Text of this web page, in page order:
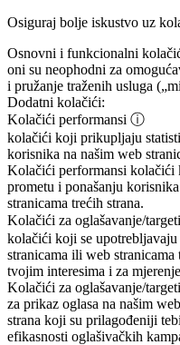
Osiguraj bolje iskustvo uz
Osnovni i funkcionalni
oni su neophodni za
i pružanje traženih usluga
Dodatni kolačići:
Kolačići performansi ⓘ
kolačići koji prikupljaju
korisnika na našim web
Kolačići performansi kolačići
prometu i ponašanju
stranicama trećih strana.
Kolačići za oglašavanje/
kolačići koji se
stranicama ili web
tvojim interesima i za
Kolačići za oglašavanje/
za prikaz oglasa na našim
strana koji su prilagođeniji
efikasnosti oglašivačkih